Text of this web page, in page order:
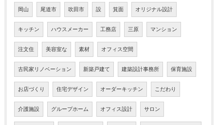
岡山 尾道市 吹田市 設 箕面 オリジナル設計
キッチン ハウスメーカー 工務店 三原 マンション
注文住 美容室な 素材 オフィス空間
古民家リノベーション 新築戸建て 建築設計事務所 保育施設
お店づくり 住宅デザイン オーダーキッチン こだわり
介護施設 グループホーム オフィス設計 サロン